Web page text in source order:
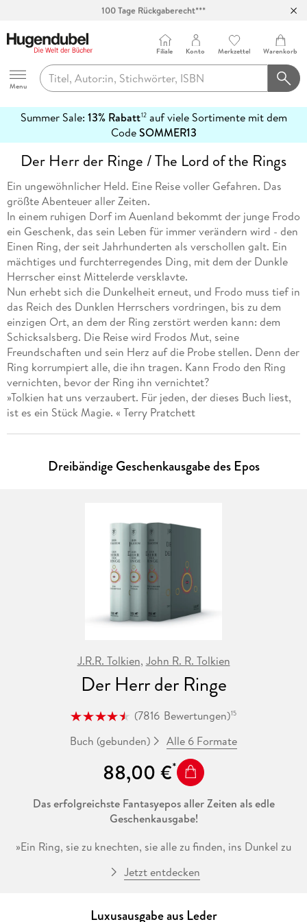
100 Tage Rückgaberecht***
Hugendubel
Menu
Filiale Konto Merkzettel Warenkorb
Summer Sale: 13% Rabatt12auf viele Sortimente mit dem
CodeSOMMER13
erfahren
Der Herr der Ringe / The Lord of the Rings
Ein ungewöhnlicher Held. Eine Reise voller Gefahren. Das
größte Abenteuer aller Zeiten.
In einem ruhigen Dorf im Auenland bekommt der junge Frodo
ein Geschenk, das sein Leben für immer verändern wird - den
Einen Ring, der seit Jahrhunderten als verschollen galt. Ein
mächtiges und furchterregendes Ding, mit dem der Dunkle
Herrscher einst Mittelerde versklavte.
Nun erhebt sich die Dunkelheit erneut, und Frodo muss tief in
das Reich des Dunklen Herrschers vordringen, bis zu dem
einzigen Ort, an dem der Ring zerstört werden kann: dem
Schicksalsberg. Die Reise wird Frodos Mut, seine
Freundschaften und sein Herz auf die Probe stellen. Denn der
Ring korrumpiert alle, die ihn tragen. Kann Frodo den Ring
vernichten, bevor der Ring ihn vernichtet?
»Tolkien hat uns verzaubert. Für jeden, der dieses Buch liest,
ist es ein Stück Magie. « Terry Pratchett
Dreibändige Geschenkausgabe des Epos
J.R.R. Tolkien, John R. R. Tolkien
Der Herr der Ringe
(7816 Bewertungen)15
Buch (gebunden) Alle 6 Formate
88,00 €
Das erfolgreichste Fantasyepos aller Zeiten als edle
Geschenkausgabe!
»Ein Ring, sie zu knechten, sie alle zu finden, ins Dunkel zu
wurden die Ringe der Macht von den Elben geschaffen und
Einen Ring und füllte ihn mit seiner Macht, auf dass er über
Jetzt entdecken
Luxusausgabe aus Leder